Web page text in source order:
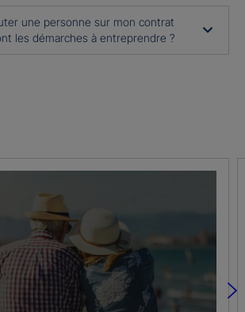
une personne sur mon contrat
les démarches à entreprendre ?